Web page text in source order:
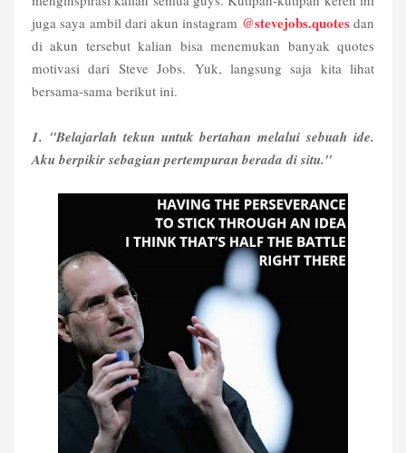
juga saya ambil dari akun instagram @stevejobs.quotesdan
di akun tersebut kalian bisa menemukan banyak quotes
motivasi dari Steve Jobs. Yuk, langsung saja kita lihat
bersama-sama berikut ini.
1. "Belajarlah tekun untuk bertahan melalui sebuah ide.
Aku berpikir sebagian pertempuran berada di situ."